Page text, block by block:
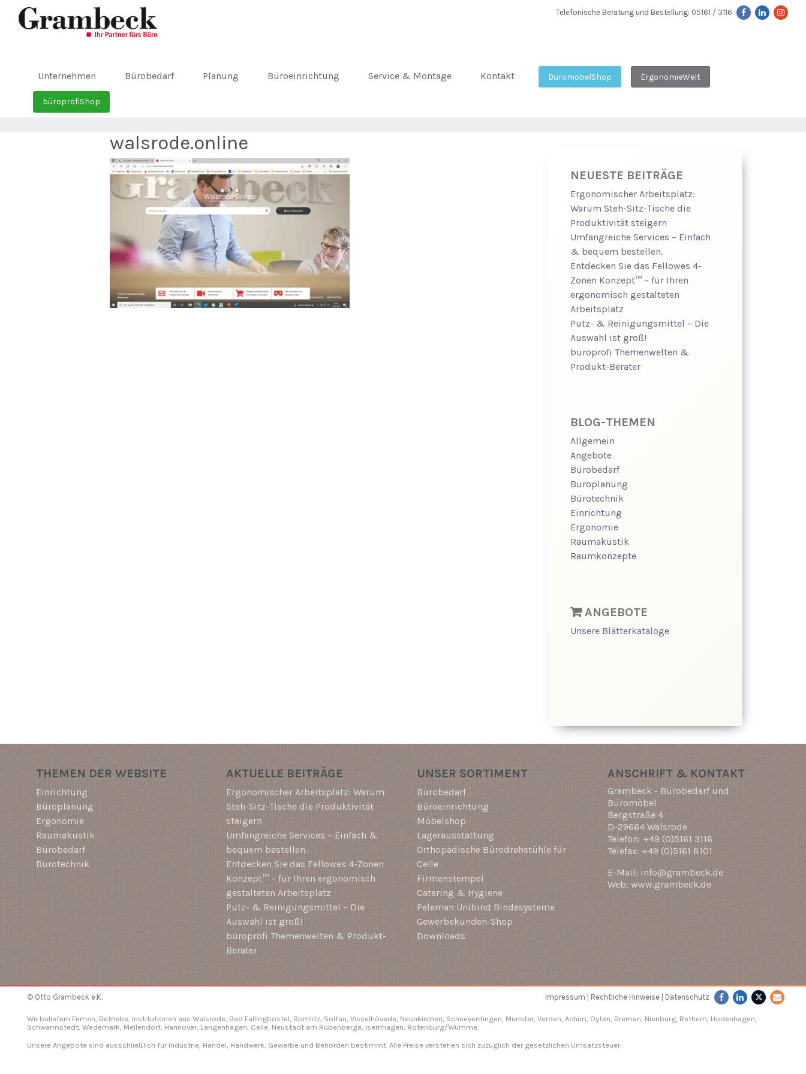
Telefonische Beratung und Bestellung: 05161 / 3116
Unternehmen Bürobedarf Planung Büroeinrichtung Service & Montage Kontakt BüromöbelShop ErgonomieWelt
büroprofiShop
walsrode.online
NEUESTE BEITRÄGE
Ergonomischer Arbeitsplatz:
Warum Steh-Sitz-Tische die
Produktivität steigern
Umfangreiche Services – Einfach
& bequem bestellen.
Entdecken Sie das Fellowes 4-
Zonen Konzept™ – für Ihren
ergonomisch gestalteten
Arbeitsplatz
Putz- & Reinigungsmittel – Die
Auswahl ist groß!
büroprofi Themenwelten &
Produkt-Berater
BLOG-THEMEN
Allgemein
Angebote
Bürobedarf
Büroplanung
Bürotechnik
Einrichtung
Ergonomie
Raumakustik
Raumkonzepte
ANGEBOTE
Unsere Blätterkataloge
THEMEN DER WEBSITE
Einrichtung
Büroplanung
Ergonomie
Raumakustik
Bürobedarf
Bürotechnik
AKTUELLE BEITRÄGE
Ergonomischer Arbeitsplatz: Warum
Steh-Sitz-Tische die Produktivität
steigern
Umfangreiche Services – Einfach &
bequem bestellen.
Entdecken Sie das Fellowes 4-Zonen
Konzept™ – für Ihren ergonomisch
gestalteten Arbeitsplatz
Putz- & Reinigungsmittel – Die
Auswahl ist groß!
büroprofi Themenwelten & Produkt-
Berater
UNSER SORTIMENT
Bürobedarf
Büroeinrichtung
Möbelshop
Lagerausstattung
Orthopädische Bürodrehstühle für
Celle
Firmenstempel
Catering & Hygiene
Peleman Unibind Bindesysteme
Gewerbekunden-Shop
Downloads
ANSCHRIFT & KONTAKT
Grambeck - Bürobedarf und
Büromöbel
Bergstraße 4
D-29664 Walsrode
Telefon: +49 (0)5161 3116
Telefax: +49 (0)5161 8101
E-Mail: info@grambeck.de
Web: www.grambeck.de
© Otto Grambeck e.K. Impressum | Rechtliche Hinweise | Datenschutz
Wir beliefern Firmen, Betriebe, Institutionen aus Walsrode, Bad Fallingbostel, Bomlitz, Soltau , Visselhövede, Neunkirchen, Schneverdingen , Munster, Verden , Achim, Oyten, Bremen, Nienburg, Rethem, Hodenhagen,
Schwarmstedt, Wedemark, Mellendorf, Hannover, Langenhagen, Celle , Neustadt am Rübenberge, Isernhagen, Rotenburg/Wümme
Unsere Angebote sind ausschließlich für Industrie, Handel, Handwerk, Gewerbe und Behörden bestimmt. Alle Preise verstehen sich zuzüglich der gesetzlichen Umsatzsteuer.